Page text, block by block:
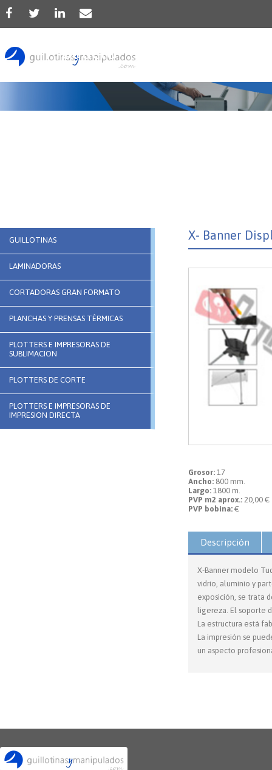
Producto
GUILLOTINAS
LAMINADORAS
CORTADORAS GRAN FORMATO
PLANCHAS Y PRENSAS TÉRMICAS
PLOTTERS E IMPRESORAS DE
SUBLIMACION
PLOTTERS DE CORTE
PLOTTERS E IMPRESORAS DE
IMPRESION DIRECTA
X- Banner
Grosor: 17
Ancho: 800 mm.
Largo: 1800 m.
PVP m2 aprox.: 20,00 €
PVP bobina: €
Descripción
X-Banner modelo
vidrio, aluminio y
exposición, se trata
ligereza. El soporte
La estructura está
La impresión se
un aspecto